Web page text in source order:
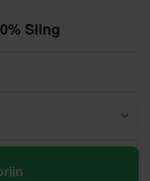
Sling